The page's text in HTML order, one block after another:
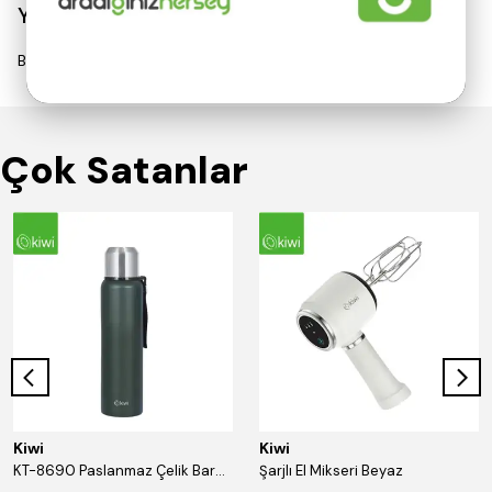
Yorumlar
Bu ürün için henüz yorum yapılmamış.
Çok Satanlar
Kiwi
KT-8690 Paslanmaz Çelik Bardaklı 750 Ml Termos Yeşil
Kiwi
Şarjlı El Mikseri Beyaz